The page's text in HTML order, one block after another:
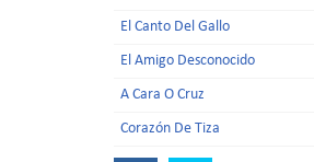
El Canto Del Gallo
El Amigo Desconocido
A Cara O Cruz
Corazón De Tiza